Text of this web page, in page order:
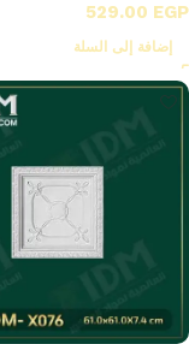
529.00 EGP
إضافة إلى السلة